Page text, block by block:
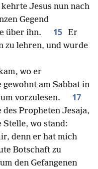
Jesus nun nach
Gegend
über ihn.
15
Er
zu lehren, und wurde
wo er
gewohnt am Sabbat in
um vorzulesen. 17
Propheten Jesaja,
Stelle, wo stand:
denn er hat mich
Botschaft zu
den Gefangenen